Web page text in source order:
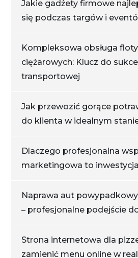
Jakie gadżety firmowe
się podczas targów i
Kompleksowa obsługa
ciężarowych: Klucz do
transportowej
Jak przewozić gorące
do klienta w idealnym
Dlaczego profesjonalna
marketingowa to
Naprawa aut
– profesjonalne podejście
Strona internetowa dla
zamienić menu online w